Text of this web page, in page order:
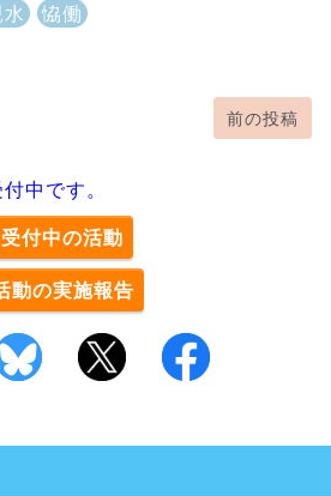
水 恊働
前の投稿
中です。
受付中の活動
動の実施報告